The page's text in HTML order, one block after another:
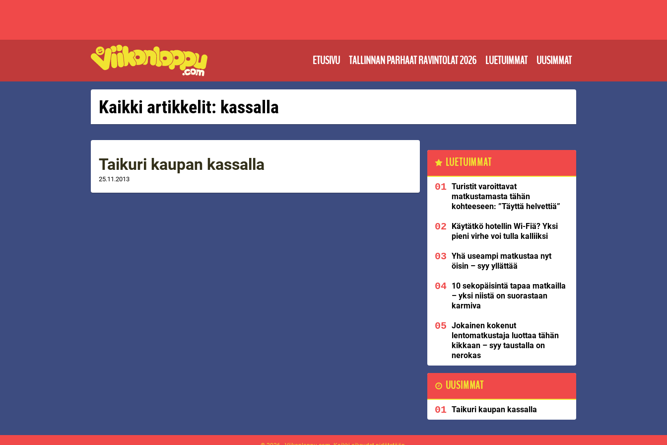
ETUSIVU TALLINNAN PARHAAT RAVINTOLAT 2026 LUETUIMMAT UUSIMMAT
Kaikki artikkelit: kassalla
Taikuri kaupan kassalla
25.11.2013
LUETUIMMAT
Turistit varoittavat
matkustamasta tähän
kohteeseen: ”Täyttä helvettiä”
Käytätkö hotellin Wi-Fiä? Yksi
pieni virhe voi tulla kalliiksi
Yhä useampi matkustaa nyt
öisin – syy yllättää
10 sekopäisintä tapaa matkailla
– yksi niistä on suorastaan
karmiva
Jokainen kokenut
lentomatkustaja luottaa tähän
kikkaan – syy taustalla on
nerokas
UUSIMMAT
Taikuri kaupan kassalla